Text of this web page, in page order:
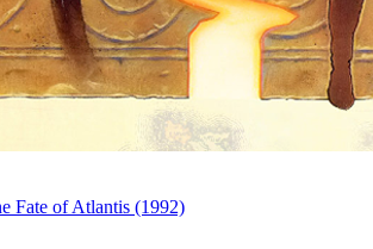
Fate of Atlantis (1992)